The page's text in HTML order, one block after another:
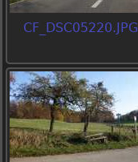
CF_DSC05220.JPG